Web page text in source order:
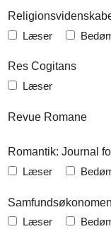
Læser
Res Cogitans
Læser
Revue Romane
Romantik: Journal
Læser
Samfundsøkonomen
Læser